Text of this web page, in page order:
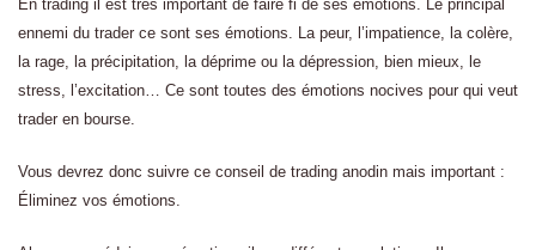
En trading il est très important de faire fi de ses émotions. Le principal
ennemi du trader ce sont ses émotions. La peur, l’impatience, la colère,
la rage, la précipitation, la déprime ou la dépression, bien mieux, le
stress, l’excitation… Ce sont toutes des émotions nocives pour qui veut
trader en bourse.
Vous devrez donc suivre ce conseil de trading anodin mais important :
Éliminez vos émotions.